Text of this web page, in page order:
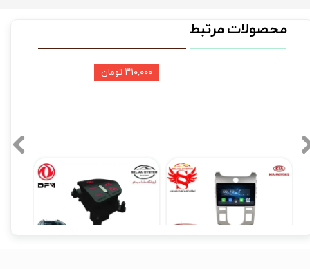
محصولات مرتبط
کروز کنترل و لیمیتر فابریک H30 کراس
۲۰,۵۰۰,۰۰۰ تومان
۲۰,۱۹۰,۰۰۰ تومان
۳۱۰,۰۰۰ تومان
مانیتور فابریک سراتو Cerato کیا فول تاچ مدل T3L2021
۱۲,۹۰۰,۰۰۰ تومان